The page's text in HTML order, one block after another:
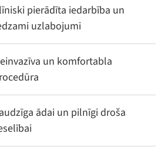
pierādīta iedarbība un
uzlabojumi
un komfortabla
ādai un pilnīgi droša